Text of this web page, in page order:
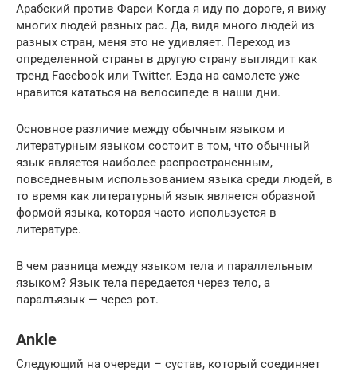
Арабский против Фарси Когда я иду по дороге, я вижу
многих людей разных рас. Да, видя много людей из
разных стран, меня это не удивляет. Переход из
определенной страны в другую страну выглядит как
тренд Facebook или Twitter. Езда на самолете уже
нравится кататься на велосипеде в наши дни.
Основное различие между обычным языком и
литературным языком состоит в том, что обычный
язык является наиболее распространенным,
повседневным использованием языка среди людей, в
то время как литературный язык является образной
формой языка, которая часто используется в
литературе.
В чем разница между языком тела и параллельным
языком? Язык тела передается через тело, а
паралъязык — через рот.
Ankle
Следующий на очереди – сустав, который соединяет